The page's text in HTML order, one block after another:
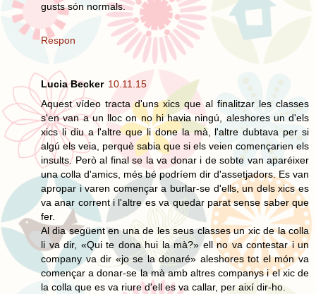
gusts són normals.
Respon
Lucia Becker 10.11.15
Aquest vídeo tracta d'uns xics que al finalitzar les classes
s'en van a un lloc on no hi havia ningú, aleshores un d'els
xics li diu a l'altre que li done la mà, l'altre dubtava per si
algú els veia, perquè sabia que si els veien començarien els
insults. Però al final se la va donar i de sobte van aparéixer
una colla d'amics, més bé podríem dir d'assetjadors. Es van
apropar i varen començar a burlar-se d'ells, un dels xics es
va anar corrent i l'altre es va quedar parat sense saber que
fer.
Al dia següent en una de les seus classes un xic de la colla
li va dir, «Qui te dona hui la mà?» ell no va contestar i un
company va dir «jo se la donaré» aleshores tot el món va
començar a donar-se la mà amb altres companys i el xic de
la colla que es va riure d'ell es va callar, per així dir-ho.